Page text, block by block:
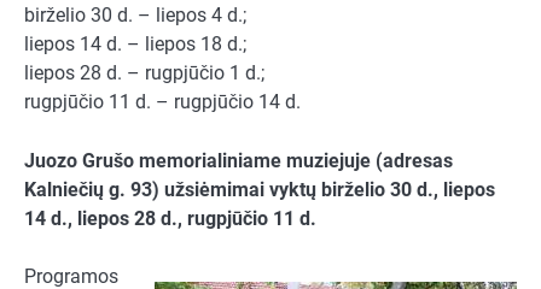
birželio 30 d. – liepos 4 d.;
liepos 14 d. – liepos 18 d.;
liepos 28 d. – rugpjūčio 1 d.;
rugpjūčio 11 d. – rugpjūčio 14 d.
Juozo Grušo memorialiniame muziejuje (adresas
Kalniečių g. 93) užsiėmimai vyktų birželio 30 d., liepos
14 d., liepos 28 d., rugpjūčio 11 d.
Programos